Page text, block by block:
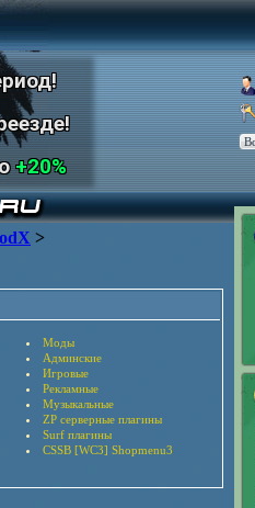
+20%
>
Моды
Админские
Игровые
Рекламные
Музыкальные
ZP серверные плагины
Surf плагины
CSSB [WC3] Shopmenu3